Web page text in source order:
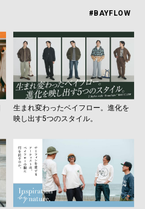
#BAYFLOW
生まれ変わったベイフロー。進化を
映し出す5つのスタイル。